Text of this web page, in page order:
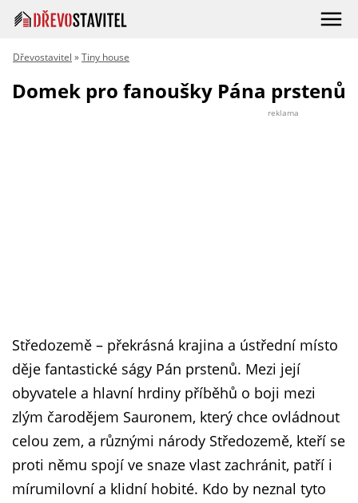
Dřevostavitel »Tiny house
Domek pro fanoušky Pána prstenů
reklama
Středozemě – překrásná krajina a ústřední místo
děje fantastické ságy Pán prstenů. Mezi její
obyvatele a hlavní hrdiny příběhů o boji mezi
zlým čarodějem Sauronem, který chce ovládnout
celou zem, a různými národy Středozemě, kteří se
proti němu spojí ve snaze vlast zachránit, patří i
mírumilovní a klidní hobité. Kdo by neznal tyto